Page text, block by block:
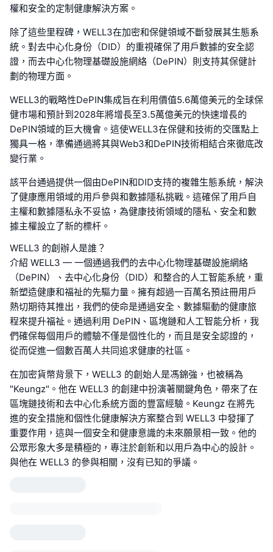
權和安全的定制健康解決方案。
除了這些里程碑，WELL3在加密和保健領域不斷發展其生態系
統。對去中心化身份（DID）的重視確保了用戶數據的安全認
證，而去中心化物理基礎設施網絡（DePIN）則支持其保健計
劃的物理方面。
WELL3的戰略性DePIN集成旨在利用價值5.6萬億美元的全球保
健市場和預計到2028年將增長至3.5萬億美元的快速增長的
DePIN領域的巨大機會。這使WELL3在保健和技術的交匯點上
獨具一格，準備通過將其與Web3和DePIN技術相結合來徹底改
變行業。
該平台通過提供一個由DePIN和DID支持的複雜生態系統，解決
了健康應用領域的用戶參與和數據隱私挑戰。這確保了用戶自
主權和數據隱私永不妥協，為健康技術領域的隱私、安全和數
據主權設立了新的標杆。
WELL3 的創辦人是誰？
介紹 WELL3 — 一個通過我們的去中心化物理基礎設施網絡
（DePIN）、去中心化身份（DID）和整合的人工智能系統，重
新塑造健康和福祉的先驅力量。擁有超過一百萬名預註冊用戶
熱切期待其推出，我們的使命是通過安全、數據驅動的健康旅
程來提升福祉。通過利用 DePIN、區塊鏈和人工智能分析，我
們確保每個用戶的體驗不僅是個性化的，而且是安全認證的，
從而促進一個數百萬人共同追求健康的社區。
在加密貨幣背景下，WELL3 的創始人是馮錦強，也被稱為
"Keungz"。他在 WELL3 的創建中扮演著關鍵角色，帶來了在
區塊鏈技術和去中心化系統方面的豐富經驗。Keungz 在將先
進的安全措施和個性化健康解決方案整合到 WELL3 中發揮了
重要作用，這與一個安全和健康意識的未來願景相一致。他的
公眾形象大多是積極的，專注於創新和以用戶為中心的設計。
與他在 WELL3 的參與相關，沒有已知的爭議。